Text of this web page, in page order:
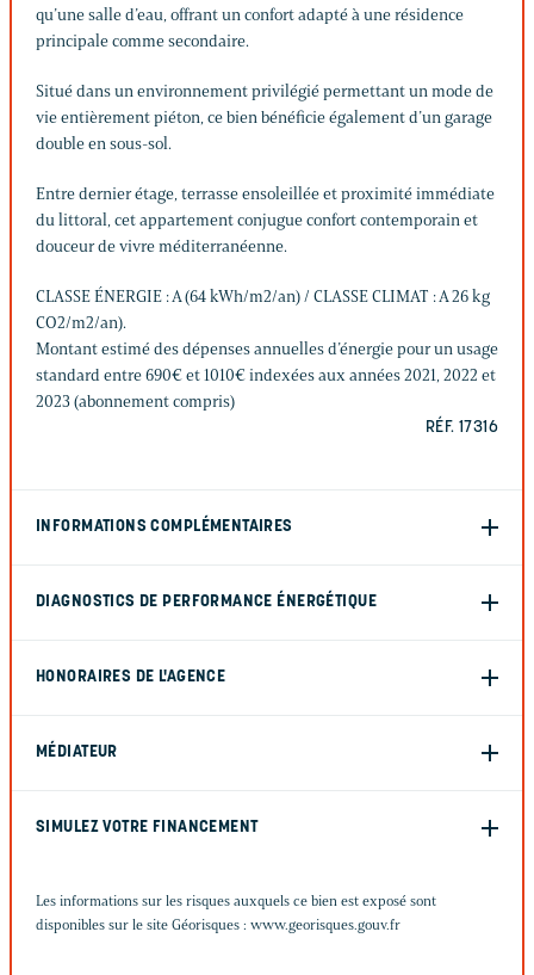
qu’une salle d’eau, offrant un confort adapté à une résidence
principale comme secondaire.
Situé dans un environnement privilégié permettant un mode de
vie entièrement piéton, ce bien bénéficie également d’un garage
double en sous-sol.
Entre dernier étage, terrasse ensoleillée et proximité immédiate
du littoral, cet appartement conjugue confort contemporain et
douceur de vivre méditerranéenne.
CLASSE ÉNERGIE : A (64 kWh/m2/an) / CLASSE CLIMAT : A 26 kg
CO2/m2/an).
Montant estimé des dépenses annuelles d’énergie pour un usage
standard entre 690€ et 1010€ indexées aux années 2021, 2022 et
2023 (abonnement compris)
RÉF. 17316
INFORMATIONS COMPLÉMENTAIRES
DIAGNOSTICS DE PERFORMANCE ÉNERGÉTIQUE
HONORAIRES DE L'AGENCE
MÉDIATEUR
SIMULEZ VOTRE FINANCEMENT
Les informations sur les risques auxquels ce bien est exposé sont
disponibles sur le site Géorisques : www.georisques.gouv.fr